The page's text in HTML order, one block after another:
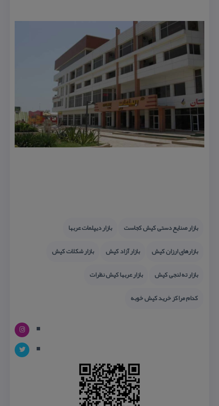
بازار صنایع دستی كیش كجاست
بازار دیپلمات عربها
بازارهای ارزان كیش
بازار آزاد كیش
بازار شكلات كیش
بازار ته لنجی كیش
بازار عربها كیش نظرات
كدام مراكز خرید كیش خوبه